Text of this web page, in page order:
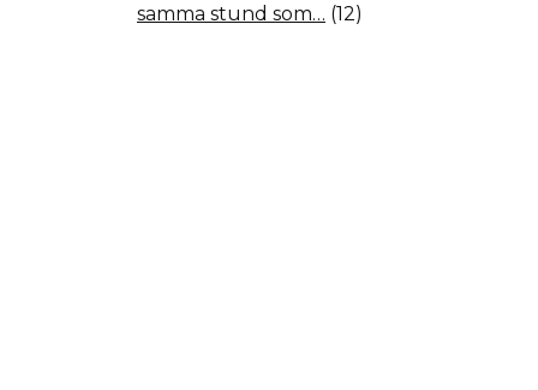
samma stund som… (12)